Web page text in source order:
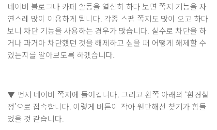
네이버 블로그나 카페 활동을 열심히 하다 보면 쪽지 기능을 자
연스레 많이 이용하게 됩니다. 각종 스팸 쪽지도 많이 오고 하다
보니 차단 기능을 사용하는 경우가 많습니다. 실수로 차단을 하
거나 과거아 차단했던 것을 해제하고 싶을 때 어떻게 해제할 수
있는지를 알아보도록 하겠습니다.
▼ 먼저 네이버 쪽지에 들어갑니다. 그리고 왼쪽 아래의 ‘환경설
정’으로 접속합니다. 이렇게 버튼이 작아 웬만해선 찾기가 힘들
었을 것 같습니다.